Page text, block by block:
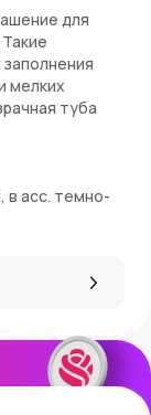
для
мелких
туба
в асс. темно-